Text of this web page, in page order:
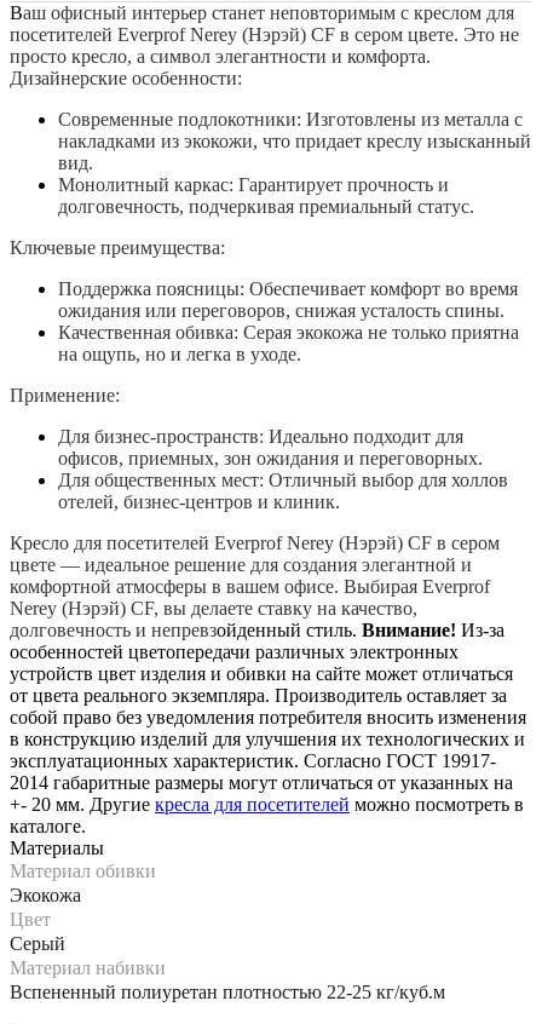
Ваш офисный интерьер станет неповторимым с креслом для
посетителей Everprof Nerey (Нэрэй) CF в сером цвете. Это не
просто кресло, а символ элегантности и комфорта.
Дизайнерские особенности:
Современные подлокотники: Изготовлены из металла с
накладками из экокожи, что придает креслу изысканный
вид.
Монолитный каркас: Гарантирует прочность и
долговечность, подчеркивая премиальный статус.
Ключевые преимущества:
Поддержка поясницы: Обеспечивает комфорт во время
ожидания или переговоров, снижая усталость спины.
Качественная обивка: Серая экокожа не только приятна
на ощупь, но и легка в уходе.
Применение:
Для бизнес-пространств: Идеально подходит для
офисов, приемных, зон ожидания и переговорных.
Для общественных мест: Отличный выбор для холлов
отелей, бизнес-центров и клиник.
Кресло для посетителей Everprof Nerey (Нэрэй) CF в сером
цвете — идеальное решение для создания элегантной и
комфортной атмосферы в вашем офисе. Выбирая Everprof
Nerey (Нэрэй) CF, вы делаете ставку на качество,
долговечность и непревзойденный стиль. Внимание! Из-за
особенностей цветопередачи различных электронных
устройств цвет изделия и обивки на сайте может отличаться
от цвета реального экземпляра. Производитель оставляет за
собой право без уведомления потребителя вносить изменения
в конструкцию изделий для улучшения их технологических и
эксплуатационных характеристик. Согласно ГОСТ 19917-
2014 габаритные размеры могут отличаться от указанных на
+- 20 мм. Другие кресла для посетителей можно посмотреть в
каталоге.
Материалы
Материал обивки
Экокожа
Цвет
Серый
Материал набивки
Вспененный полиуретан плотностью 22-25 кг/куб.м